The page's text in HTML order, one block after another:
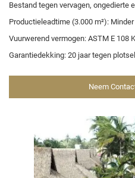
Bestand tegen vervagen, ongedierte
Productieleadtime (3.000 m²):
Vuurwerend vermogen: ASTM E 108
Garantiedekking: 20 jaar tegen
Neem